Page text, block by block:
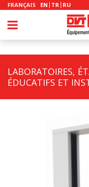
FRANÇAIS EN TR RU
LABORATOIRES,
ÉDUCATIFS ET